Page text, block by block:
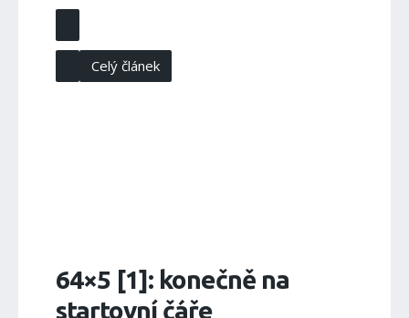
Celý článek
64×5 [1]: konečně na
startovní čáře